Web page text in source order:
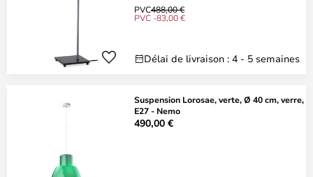
PVC488,00 €
PVC -83,00 €
Délai de livraison : 4 - 5 semaines
Suspension Lorosae, verte, Ø 40 cm, verre,
E27 - Nemo
490,00 €